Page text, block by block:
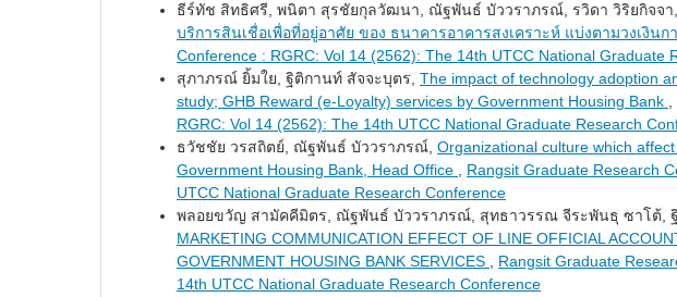
ธีร์ทัช สิทธิศรี, พนิตา สุรชัยกุลวัฒนา, ณัฐพันธ์ บัววราภรณ์, รวิดา วิริยกิจจา,
บริการสินเชื่อเพื่อที่อยู่อาศัย ของ ธนาคารอาคารสงเคราะห์ แบ่งตามวงเงินก
Conference : RGRC: Vol 14 (2562): The 14th UTCC National Graduate
สุภาภรณ์ ยิ้มใย, ฐิติกานท์ สัจจะบุตร, The impact of technology adoption
study; GHB Reward (e-Loyalty) services by Government Housing Bank
RGRC: Vol 14 (2562): The 14th UTCC National Graduate Research
ธวัชชัย วรสถิตย์, ณัฐพันธ์ บัววราภรณ์, Organizational culture which
Government Housing Bank, Head Office
Rangsit Graduate Research
UTCC National Graduate Research Conference
พลอยขวัญ สามัคคีมิตร, ณัฐพันธ์ บัววราภรณ์, สุทธาวรรณ จีระพันธุ ซาโต้,
MARKETING COMMUNICATION EFFECT OF LINE OFFICIAL
GOVERNMENT HOUSING BANK SERVICES
Rangsit Graduate
14th UTCC National Graduate Research Conference